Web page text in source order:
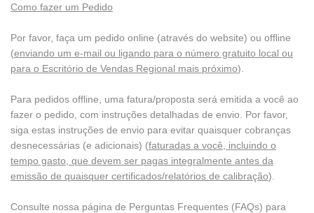
Como fazer um Pedido
Por favor, faça um pedido online (através do website) ou offline
(enviando um e-mail ou ligando para o número gratuito local ou
para o Escritório de Vendas Regional mais próximo).
Para pedidos offline, uma fatura/proposta será emitida a você ao
fazer o pedido, com instruções detalhadas de envio. Por favor,
siga estas instruções de envio para evitar quaisquer cobranças
desnecessárias (e adicionais) (faturadas a você, incluindo o
tempo gasto, que devem ser pagas integralmente antes da
emissão de quaisquer certificados/relatórios de calibração).
Consulte nossa página de Perguntas Frequentes (FAQs) para